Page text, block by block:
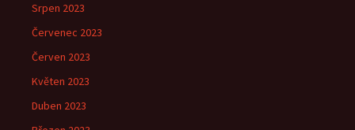
Srpen 2023
Červenec 2023
Červen 2023
Květen 2023
Duben 2023